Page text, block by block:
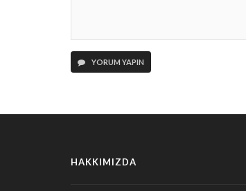
YORUM YAPIN
HAKKIMIZDA